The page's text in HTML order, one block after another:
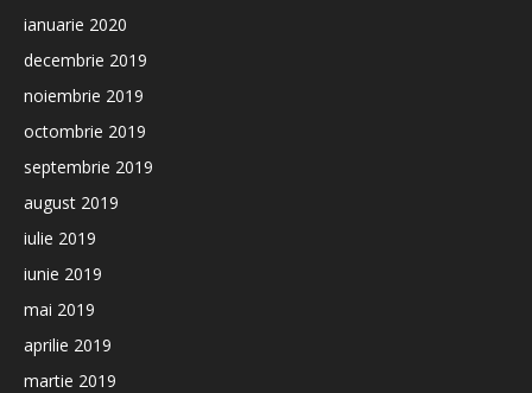
ianuarie 2020
decembrie 2019
noiembrie 2019
octombrie 2019
septembrie 2019
august 2019
iulie 2019
iunie 2019
mai 2019
aprilie 2019
martie 2019